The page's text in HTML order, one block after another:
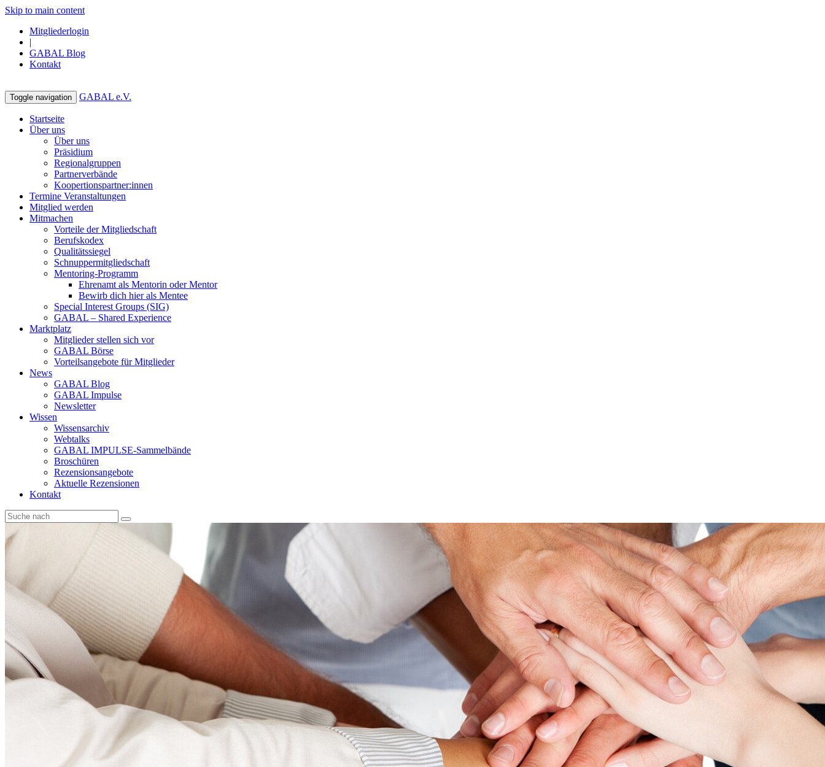
Skip to main content
Mitgliederlogin
|
GABAL Blog
Kontakt
Toggle navigation GABAL e.V.
Startseite
Über uns
Über uns
Präsidium
Regionalgruppen
Partnerverbände
Koopertionspartner:innen
Termine Veranstaltungen
Mitglied werden
Mitmachen
Vorteile der Mitgliedschaft
Berufskodex
Qualitätssiegel
Schnuppermitgliedschaft
Mentoring-Programm
Ehrenamt als Mentorin oder Mentor
Bewirb dich hier als Mentee
Special Interest Groups (SIG)
GABAL – Shared Experience
Marktplatz
Mitglieder stellen sich vor
GABAL Börse
Vorteilsangebote für Mitglieder
News
GABAL Blog
GABAL Impulse
Newsletter
Wissen
Wissensarchiv
Webtalks
GABAL IMPULSE-Sammelbände
Broschüren
Rezensionsangebote
Aktuelle Rezensionen
Kontakt